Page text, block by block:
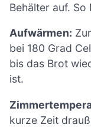
Behälter auf.
Aufwärmen:
bei 180 Grad
bis das Brot
ist.
kurze Zeit